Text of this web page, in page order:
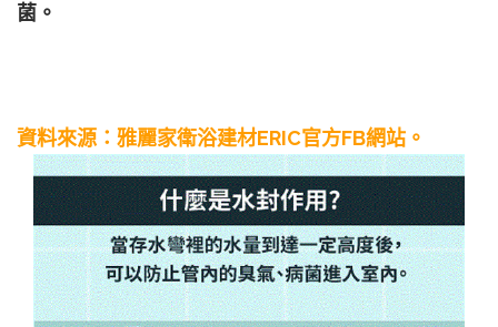
菌。
資料來源：雅麗家衛浴建材ERIC官方FB網站。